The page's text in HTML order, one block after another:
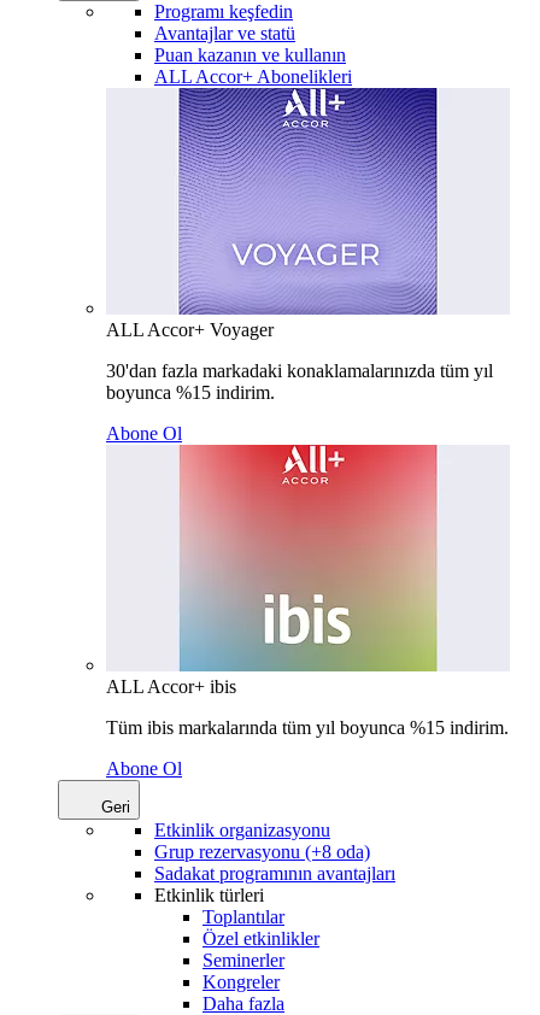
Programı keşfedin
Avantajlar ve statü
Puan kazanın ve kullanın
ALL Accor+ Abonelikleri
ALL Accor+ Voyager
30'dan fazla markadaki konaklamalarınızda tüm yıl
boyunca %15 indirim.
Abone Ol
ALL Accor+ ibis
Tüm ibis markalarında tüm yıl boyunca %15 indirim.
Abone Ol
Geri
Etkinlik organizasyonu
Grup rezervasyonu (+8 oda)
Sadakat programının avantajları
Etkinlik türleri
Toplantılar
Özel etkinlikler
Seminerler
Kongreler
Daha fazla